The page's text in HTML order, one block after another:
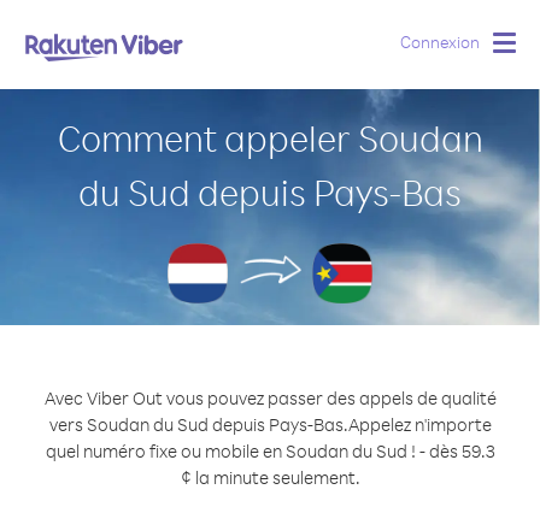
Connexion
Comment appeler Soudan
du Sud depuis Pays-Bas
Avec Viber Out vous pouvez passer des appels de qualité
vers Soudan du Sud depuis Pays-Bas.Appelez n'importe
quel numéro fixe ou mobile en Soudan du Sud ! - dès 59.3
¢ la minute seulement.